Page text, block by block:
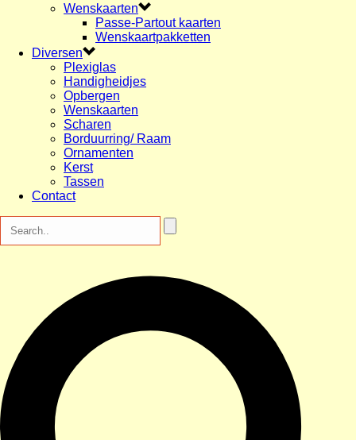
Wenskaarten
Passe-Partout kaarten
Wenskaartpakketten
Diversen
Plexiglas
Handigheidjes
Opbergen
Wenskaarten
Scharen
Borduurring/ Raam
Ornamenten
Kerst
Tassen
Contact